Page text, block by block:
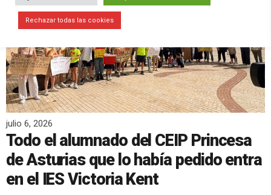
julio 6, 2026
Todo el alumnado del CEIP Princesa
de Asturias que lo había pedido entra
en el IES Victoria Kent
Rechazar todas las cookies